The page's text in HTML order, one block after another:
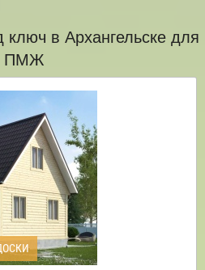
в Архангельске для
ПМЖ